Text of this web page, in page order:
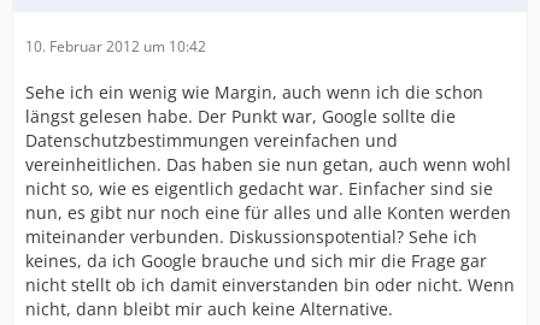
10. Februar 2012 um 10:42
Sehe ich ein wenig wie Margin, auch wenn ich die schon
längst gelesen habe. Der Punkt war, Google sollte die
Datenschutzbestimmungen vereinfachen und
vereinheitlichen. Das haben sie nun getan, auch wenn wohl
nicht so, wie es eigentlich gedacht war. Einfacher sind sie
nun, es gibt nur noch eine für alles und alle Konten werden
miteinander verbunden. Diskussionspotential? Sehe ich
keines, da ich Google brauche und sich mir die Frage gar
nicht stellt ob ich damit einverstanden bin oder nicht. Wenn
nicht, dann bleibt mir auch keine Alternative.